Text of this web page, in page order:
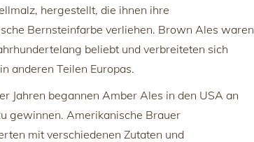
hergestellt, die ihnen ihre
Bernsteinfarbe verliehen. Brown Ales waren
beliebt und verbreiteten sich
anderen Teilen Europas.
Jahren begannen Amber Ales in den USA an
gewinnen. Amerikanische Brauer
mit verschiedenen Zutaten und